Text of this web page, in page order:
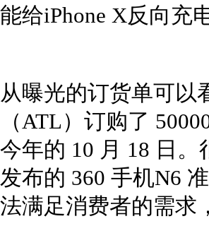
能给iPhone X反向充
从曝光的订货单可以
（ATL）订购了
今年的 10 月 18 日
发布的 360 手机N6
法满足消费者的需求